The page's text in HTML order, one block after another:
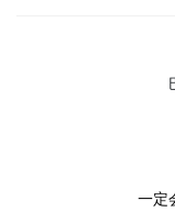
一定